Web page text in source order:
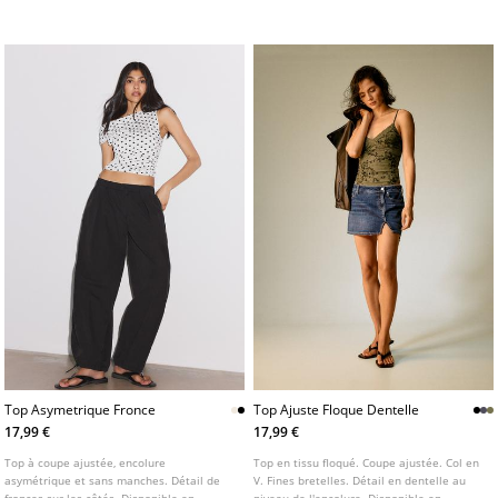
Top Asymetrique Fronce
17,99 €
Top à coupe ajustée, encolure
asymétrique et sans manches. Détail de
Top Ajuste Floque Dentelle
17,99 €
Top en tissu floqué. Coupe ajustée. Col en
V. Fines bretelles. Détail en dentelle au